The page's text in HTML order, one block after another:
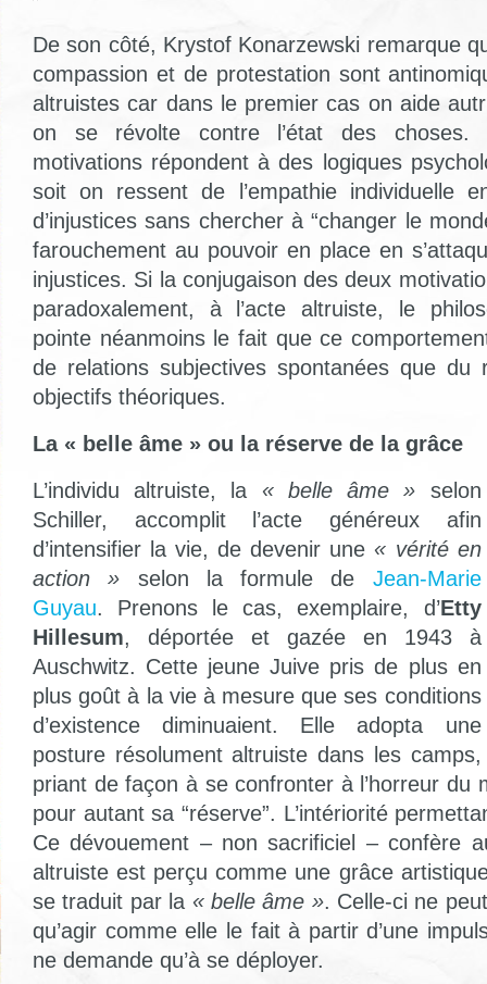
De son côté, Krystof Konarzewski remarque
compassion et de protestation sont
altruistes car dans le premier cas on aide
on se révolte contre l’état des
motivations répondent à des logiques
soit on ressent de l’empathie individuelle
d’injustices sans chercher à “changer le
farouchement au pouvoir en place en
injustices. Si la conjugaison des deux
paradoxalement, à l’acte altruiste, le
pointe néanmoins le fait que ce
de relations subjectives spontanées que du
objectifs théoriques.
La « belle âme » ou la réserve de la grâce
L’individu altruiste, la « belle âme » selon
Schiller, accomplit l’acte généreux afin
d’intensifier la vie, de devenir une « vérité en
action » selon la formule de Jean-Marie
Guyau. Prenons le cas, exemplaire, d’Etty
Hillesum, déportée et gazée en 1943 à
Auschwitz. Cette jeune Juive pris de plus en
plus goût à la vie à mesure que ses conditions
d’existence diminuaient. Elle adopta une
posture résolument altruiste dans les camps,
priant de façon à se confronter à l’horreur du
pour autant sa “réserve”. L’intériorité
Ce dévouement – non sacrificiel – confère
altruiste est perçu comme une grâce
se traduit par la « belle âme ». Celle-ci ne
qu’agir comme elle le fait à partir d’une
ne demande qu’à se déployer.